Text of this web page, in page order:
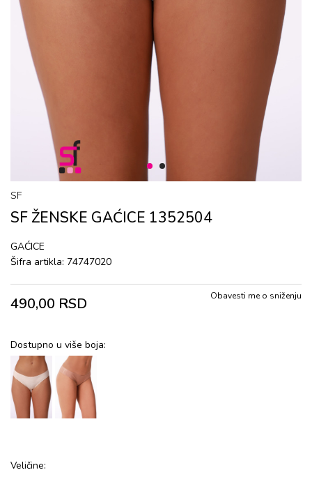
1 2
SF
SF ŽENSKE GAĆICЕ 1352504
GAĆICЕ
Šifra artikla: 74747020
490,00 RSD Obavesti me o sniženju
Dostupno u više boja:
Veličine: